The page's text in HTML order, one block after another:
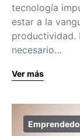
tecnología
estar a la
productividad.
necesario…
Ver más